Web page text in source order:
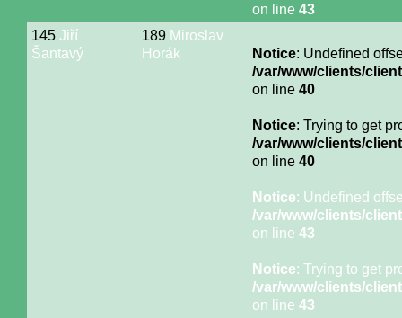
on line 43
145 Jiří
Šantavý
189 Miroslav
Horák
Notice: Undefined
/var/www/clients/
on line 40
Notice: Trying to get
/var/www/clients/
on line 40
Notice: Undefined
/var/www/clients/
on line 43
Notice: Trying to get
/var/www/clients/
on line 43